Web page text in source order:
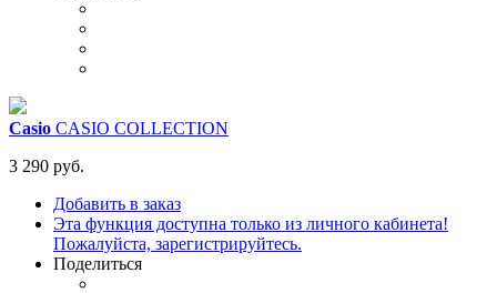
Casio CASIO COLLECTION
3 290 руб.
Добавить в заказ
Эта функция доступна только из личного кабинета!
Пожалуйста, зарегистрируйтесь.
Поделиться